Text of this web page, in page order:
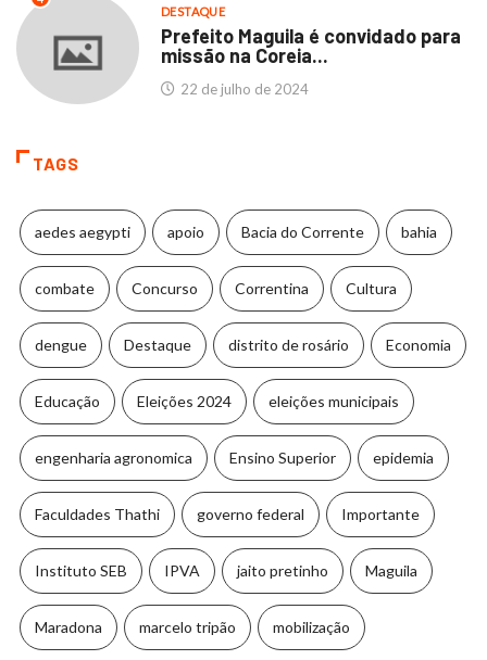
DESTAQUE
Prefeito Maguila é convidado para
missão na Coreia...
22 de julho de 2024
TAGS
aedes aegypti apoio Bacia do Corrente bahia
combate Concurso Correntina Cultura
dengue Destaque distrito de rosário Economia
Educação Eleições 2024 eleições municipais
engenharia agronomica Ensino Superior epidemia
Faculdades Thathi governo federal Importante
Instituto SEB IPVA jaito pretinho Maguila
Maradona marcelo tripão mobilização